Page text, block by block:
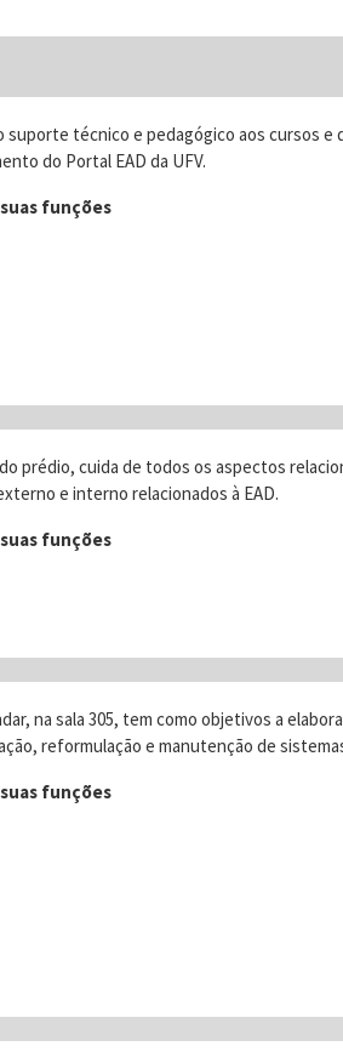
suporte técnico e pedagógico aos cursos e
do Portal EAD da UFV.
funções
prédio, cuida de todos os aspectos
e interno relacionados à EAD.
funções
na sala 305, tem como objetivos a
reformulação e manutenção de
funções